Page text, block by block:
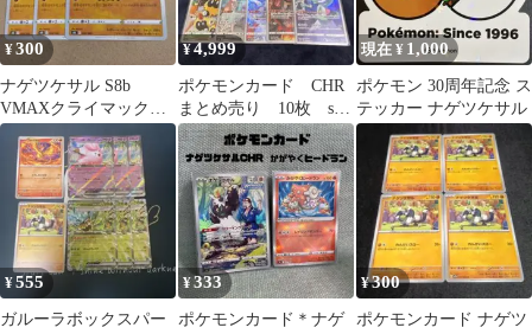
¥300
ナゲツケサル S8b
VMAXクライマックス
088/184 3枚
¥4,999
ポケモンカード CHR
まとめ売り 10枚 s8b
VMAXクライマックス
現在 ¥ 1,000
ポケモン 30周年記念 ス
テッカー ナゲツケサル
¥555
ガルーラボックスパー
¥333
ポケモンカード＊ナゲ
¥300
ポケモンカード ナゲツ